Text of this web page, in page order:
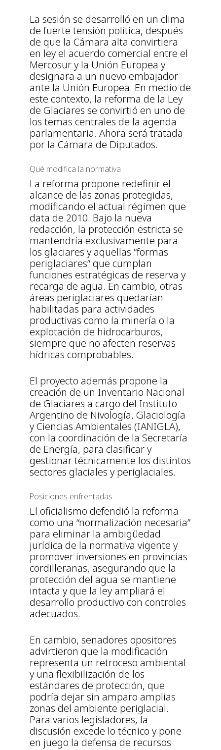
La sesión se desarrolló en un clima
de fuerte tensión política, después
de que la Cámara alta convirtiera
en ley el acuerdo comercial entre el
Mercosur y la Unión Europea y
designara a un nuevo embajador
ante la Unión Europea. En medio de
este contexto, la reforma de la Ley
de Glaciares se convirtió en uno de
los temas centrales de la agenda
parlamentaria. Ahora será tratada
por la Cámara de Diputados.
Qué modifica la normativa
La reforma propone redefinir el
alcance de las zonas protegidas,
modificando el actual régimen que
data de 2010. Bajo la nueva
redacción, la protección estricta se
mantendría exclusivamente para
los glaciares y aquellas “formas
periglaciares” que cumplan
funciones estratégicas de reserva y
recarga de agua. En cambio, otras
áreas periglaciares quedarían
habilitadas para actividades
productivas como la minería o la
explotación de hidrocarburos,
siempre que no afecten reservas
hídricas comprobables.
El proyecto además propone la
creación de un Inventario Nacional
de Glaciares a cargo del Instituto
Argentino de Nivología, Glaciología
y Ciencias Ambientales (IANIGLA),
con la coordinación de la Secretaría
de Energía, para clasificar y
gestionar técnicamente los distintos
sectores glaciales y periglaciales.
Posiciones enfrentadas
El oficialismo defendió la reforma
como una “normalización necesaria”
para eliminar la ambigüedad
jurídica de la normativa vigente y
promover inversiones en provincias
cordilleranas, asegurando que la
protección del agua se mantiene
intacta y que la ley ampliará el
desarrollo productivo con controles
adecuados.
En cambio, senadores opositores
advirtieron que la modificación
representa un retroceso ambiental
y una flexibilización de los
estándares de protección, que
podría dejar sin amparo amplias
zonas del ambiente periglacial.
Para varios legisladores, la
discusión excede lo técnico y pone
en juego la defensa de recursos